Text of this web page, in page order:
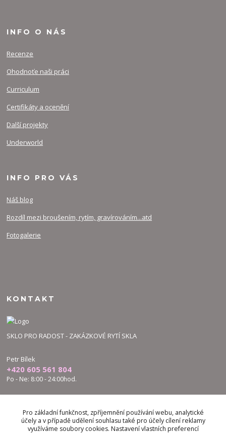
INFO O NÁS
Recenze
Ohodnoťe naši práci
Curriculum
Certifikáty a ocenění
Další projekty
Underworld
INFO PRO VÁS
Náš blog
Rozdíl mezi broušením, rytím, gravírováním...atd
Fotogalerie
KONTAKT
SKLO PRO RADOST - ZAKÁZKOVÉ RYTÍ SKLA
Petr Bílek
+420 605 561 804
Po - Ne: 8:00 - 24:00hod.
bilek.petr@skloproradost.cz
Pro základní funkčnost, zpříjemnění používání webu, analytické
účely a v případě udělení souhlasu také pro účely cílení reklamy
využíváme soubory cookies. Nastavení vlastních preferencí